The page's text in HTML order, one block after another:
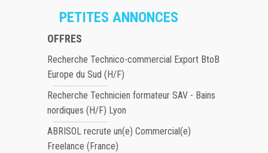
PETITES ANNONCES
OFFRES
Recherche Technico-commercial Export BtoB
Europe du Sud (H/F)
Recherche Technicien formateur SAV - Bains
nordiques (H/F) Lyon
ABRISOL recrute un(e) Commercial(e)
Freelance (France)